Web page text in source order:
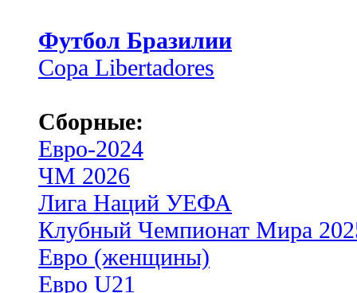
Футбол Бразилии
Copa Libertadores
Сборные:
Евро-2024
ЧМ 2026
Лига Наций УЕФА
Клубный Чемпионат Мира
Евро (женщины)
Евро U21